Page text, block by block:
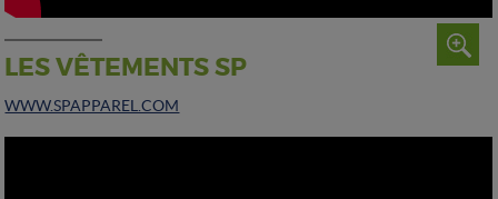
LES VÊTEMENTS SP
WWW.SPAPPAREL.COM